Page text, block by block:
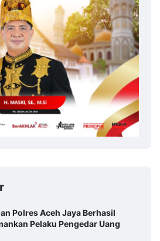
Polres Aceh Jaya Berhasil
Pelaku Pengedar Uang